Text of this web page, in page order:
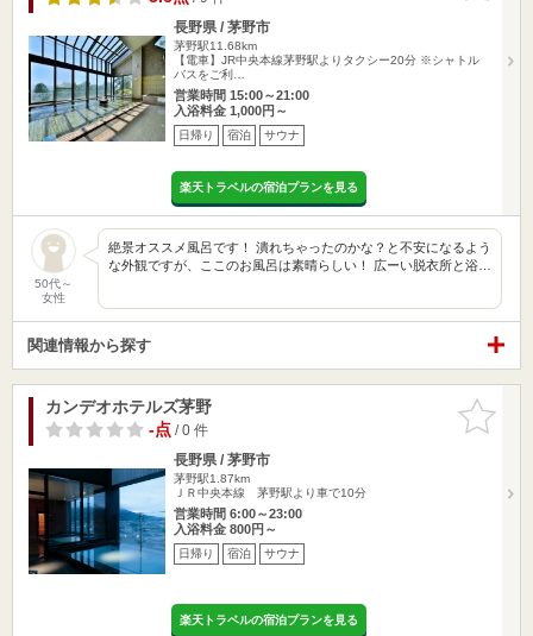
長野県 / 茅野市
茅野駅11.68km
【電車】JR中央本線茅野駅よりタクシー20分 ※シャトル
バスをご利…
営業時間 15:00～21:00
入浴料金 1,000円～
日帰り 宿泊 サウナ
楽天トラベルの宿泊プランを見る
50代～
女性
絶景オススメ風呂です！ 潰れちゃったのかな？と不安になるよう
な外観ですが、ここのお風呂は素晴らしい！ 広ーい脱衣所と浴…
関連情報から探す
お気に入
りに追加
カンデオホテルズ茅野
-点/ 0 件
長野県 / 茅野市
茅野駅1.87km
ＪＲ中央本線 茅野駅より車で10分
営業時間 6:00～23:00
入浴料金 800円～
日帰り 宿泊 サウナ
楽天トラベルの宿泊プランを見る